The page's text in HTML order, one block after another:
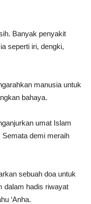
Banyak penyakit
seperti iri, dengki,
manusia untuk
bahaya.
umat Islam
demi meraih
sebuah doa untuk
dalam hadis riwayat
‘Anha.